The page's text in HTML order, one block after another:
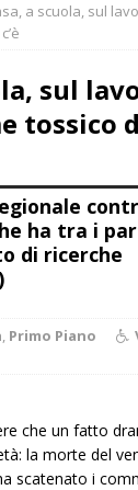
a scuola, sul
sul
tossico
ha tra i
di ricerche
, Primo Piano
che un fatto
la morte del
scatenato i